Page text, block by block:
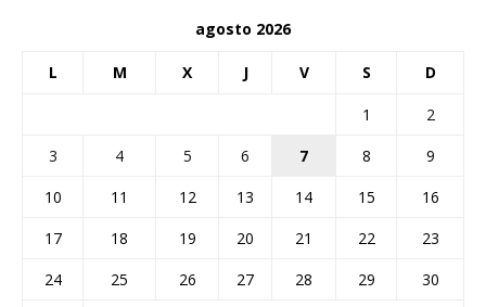
agosto 2026
L M X J V S D
1
2
3
4 5 6 7 8
9
10
11 12 13 14 15
16
17
18 19 20 21 22
23
24
25 26 27 28 29
30